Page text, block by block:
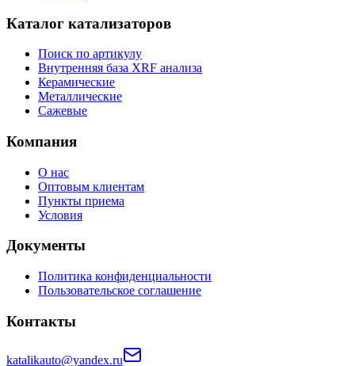
Каталог катализаторов
Поиск по артикулу
Внутренняя база XRF анализа
Керамические
Металлические
Сажевые
Компания
О нас
Оптовым клиентам
Пункты приема
Условия
Документы
Политика конфиденциальности
Пользовательское соглашение
Контакты
katalikauto@yandex.ru